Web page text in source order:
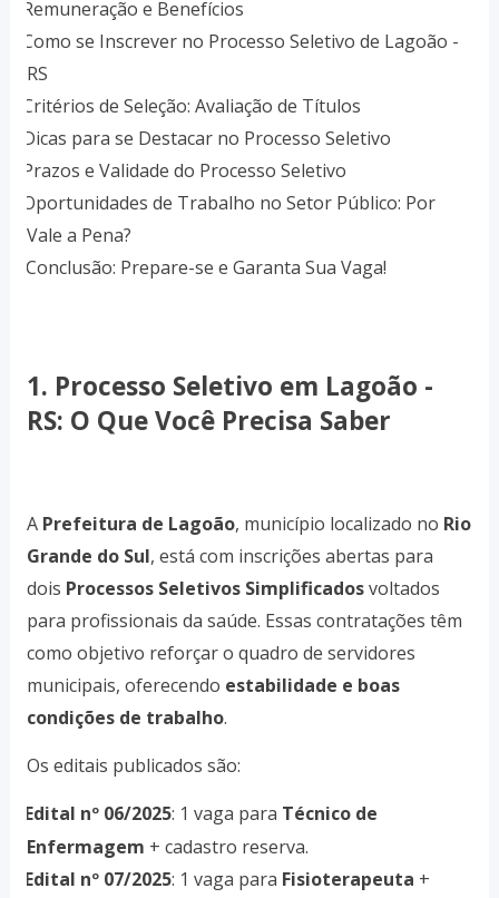
Remuneração e Benefícios
Como se Inscrever no Processo Seletivo de Lagoão -
RS
Critérios de Seleção: Avaliação de Títulos
Dicas para se Destacar no Processo Seletivo
Prazos e Validade do Processo Seletivo
Oportunidades de Trabalho no Setor Público: Por
Vale a Pena?
Conclusão: Prepare-se e Garanta Sua Vaga!
1. Processo Seletivo em Lagoão -
RS: O Que Você Precisa Saber
A Prefeitura de Lagoão, município localizado no Rio
Grande do Sul, está com inscrições abertas para
dois Processos Seletivos Simplificadosvoltados
para profissionais da saúde. Essas contratações têm
como objetivo reforçar o quadro de servidores
municipais, oferecendo estabilidade e boas
condições de trabalho.
Os editais publicados são:
Edital nº 06/2025: 1 vaga para Técnico de
Enfermagem + cadastro reserva.
Edital nº 07/2025: 1 vaga para Fisioterapeuta +